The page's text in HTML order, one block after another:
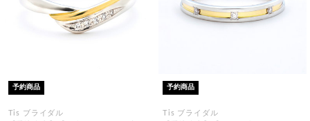
予約商品
Tis ブライダル
予約商品
Tis ブライダル